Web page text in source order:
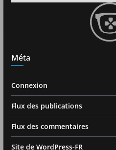
Méta
Connexion
Flux des publications
Flux des commentaires
Site de WordPress-FR